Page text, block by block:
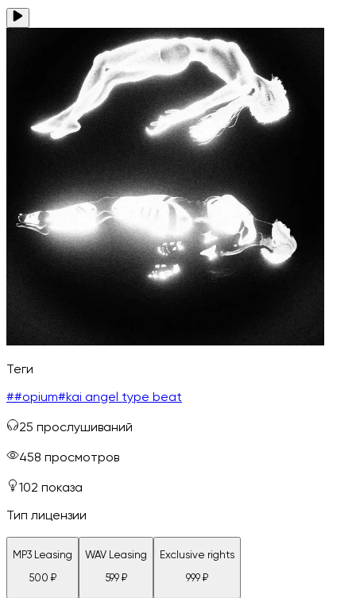
Теги
##opium#kai angel type beat
25 прослушиваний
458 просмотров
102 показа
Тип лицензии
MP3 Leasing
500 ₽
WAV Leasing
599₽
Exclusive rights
999₽